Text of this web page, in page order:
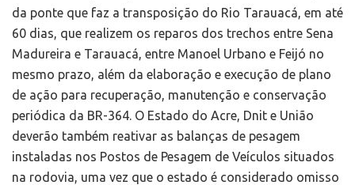
da ponte que faz a transposição do Rio Tarauacá, em até
60 dias, que realizem os reparos dos trechos entre Sena
Madureira e Tarauacá, entre Manoel Urbano e Feijó no
mesmo prazo, além da elaboração e execução de plano
de ação para recuperação, manutenção e conservação
periódica da BR-364. O Estado do Acre, Dnit e União
deverão também reativar as balanças de pesagem
instaladas nos Postos de Pesagem de Veículos situados
na rodovia, uma vez que o estado é considerado omisso